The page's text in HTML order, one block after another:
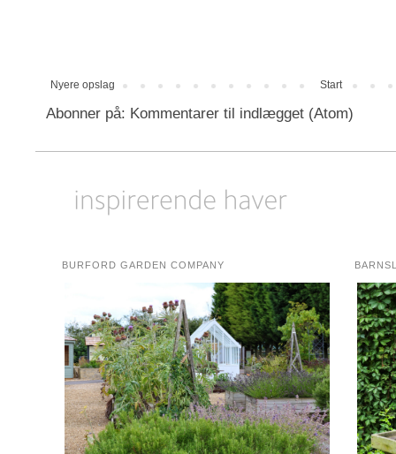
Nyere opslag Start
Abonner på: Kommentarer til indlægget (Atom)
BURFORD GARDEN COMPANY